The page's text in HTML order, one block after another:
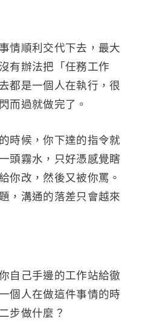
情順利交代下去，最大
有辦法把「任務工作
都是一個人在執行，很
而過就做完了。
時候，你下達的指令就
頭霧水，只好憑感覺瞎
你改，然後又被你罵。
，溝通的落差只會越來
自己手邊的工作站給徹
個人在做這件事情的時
步做什麼？